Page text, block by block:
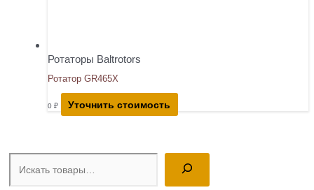
Поиск
Ротаторы Baltrotors
Ротатор GR465X
0 ₽ Уточнить стоимость